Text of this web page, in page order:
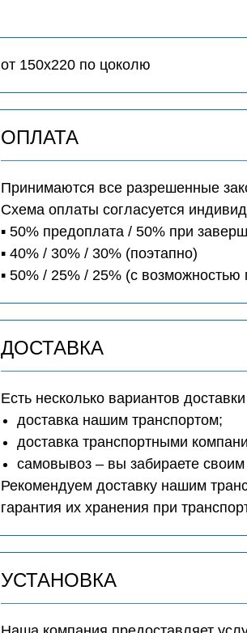
от 150х220 по цоколю
ОПЛАТА
Принимаются все разрешенные
Схема оплаты согласуется
▪️ 50% предоплата / 50% при
▪️ 40% / 30% / 30% (поэтапно)
▪️ 50% / 25% / 25% (с возможностью
ДОСТАВКА
Есть несколько вариантов
доставка нашим транспортом;
доставка транспортными
самовывоз – вы забираете
Рекомендуем доставку нашим
гарантия их хранения при
УСТАНОВКА